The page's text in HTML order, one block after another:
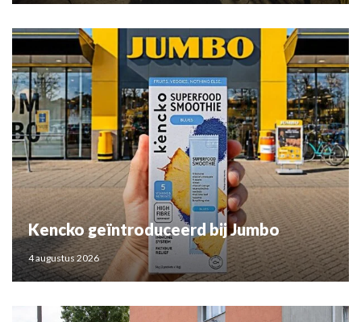
Kencko geïntroduceerd bij Jumbo
4 augustus 2026